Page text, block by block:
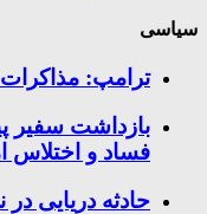
سیاسی
ترامپ:
بازداشت سفیر
فساد و اختلاس
حادثه دریایی